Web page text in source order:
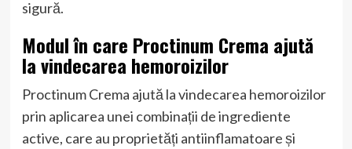
sigură.
Modul în care Proctinum Crema ajută
la vindecarea hemoroizilor
Proctinum Crema ajută la vindecarea hemoroizilor
prin aplicarea unei combinații de ingrediente
active, care au proprietăți antiinflamatoare și